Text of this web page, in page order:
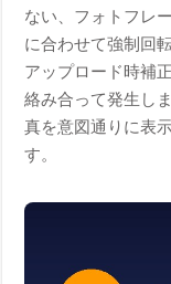
ない、フォトフレ
に合わせて強制回
アップロード時補
絡み合って発生し
真を意図通りに表
す。